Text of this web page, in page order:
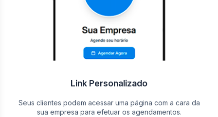
Link Personalizado
Seus clientes podem acessar uma página com a cara da
sua empresa para efetuar os agendamentos.